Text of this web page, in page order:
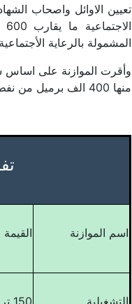
تعيين الاوائل واصحاب
المشمولة بالرعاية
منها 400 الف برميل من نفط اقليم كردستان.
اسم الموازنة القيمة
التشغيلية 150 ترليون و 273 مليار دينار عراقي